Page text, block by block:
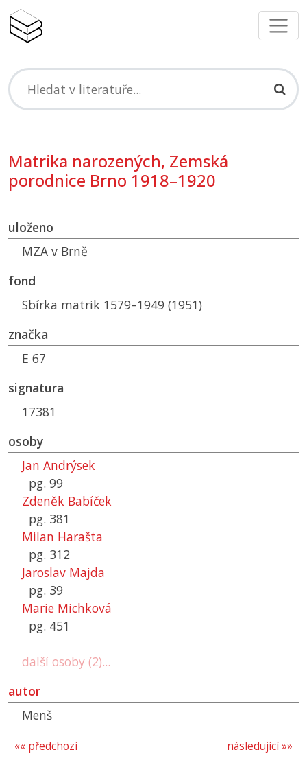
Matrika narozených, Zemská
porodnice Brno 1918–1920
uloženo
MZA v Brně
fond
Sbírka matrik 1579–1949 (1951)
značka
E 67
signatura
17381
osoby
Jan Andrýsek
pg. 99
Zdeněk Babíček
pg. 381
Milan Harašta
pg. 312
Jaroslav Majda
pg. 39
Marie Michková
pg. 451
další osoby (2)...
autor
Menš
následující »»
«« předchozí